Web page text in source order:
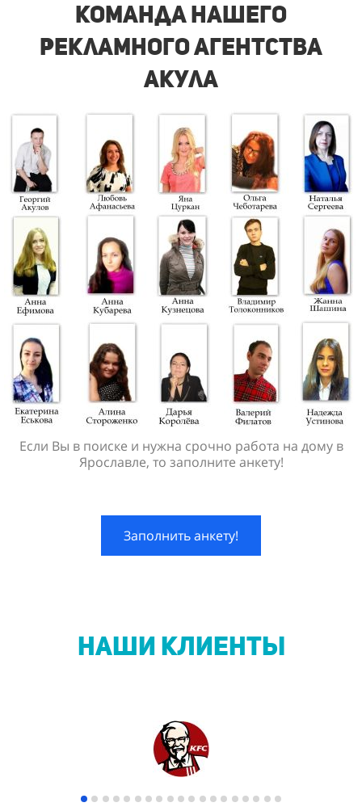
Команда нашего
рекламного агентства
акула
Если Вы в поиске и нужна срочно работа на дому в
Ярославле, то заполните анкету!
Заполнить анкету!
НАШИ КЛИЕНТЫ